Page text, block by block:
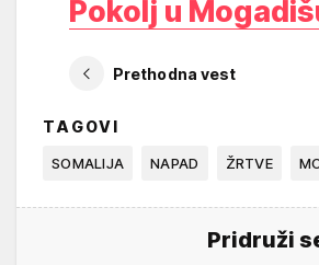
Pokolj u
Prethodna vest
TAGOVI
SOMALIJA NAPAD ŽRTVE
Pridruži